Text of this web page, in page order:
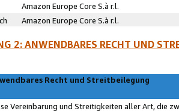
Amazon Europe Core S.à r.l.
Amazon Europe Core S.à r.l.
2: ANWENDBARES RECHT UND
Recht und Streitbeilegung
Vereinbarung und Streitigkeiten aller Art, die